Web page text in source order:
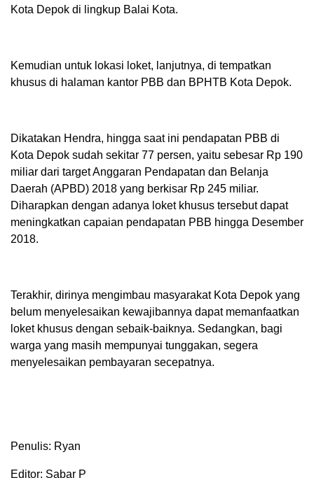
Kota Depok di lingkup Balai Kota.
Kemudian untuk lokasi loket, lanjutnya, di tempatkan
khusus di halaman kantor PBB dan BPHTB Kota Depok.
Dikatakan Hendra, hingga saat ini pendapatan PBB di
Kota Depok sudah sekitar 77 persen, yaitu sebesar Rp 190
miliar dari target Anggaran Pendapatan dan Belanja
Daerah (APBD) 2018 yang berkisar Rp 245 miliar.
Diharapkan dengan adanya loket khusus tersebut dapat
meningkatkan capaian pendapatan PBB hingga Desember
2018.
Terakhir, dirinya mengimbau masyarakat Kota Depok yang
belum menyelesaikan kewajibannya dapat memanfaatkan
loket khusus dengan sebaik-baiknya. Sedangkan, bagi
warga yang masih mempunyai tunggakan, segera
menyelesaikan pembayaran secepatnya.
Penulis: Ryan
Editor: Sabar P